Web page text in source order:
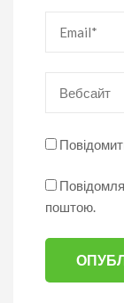
поштою.